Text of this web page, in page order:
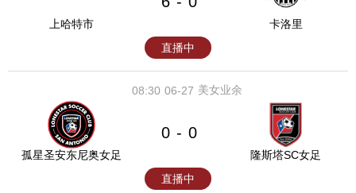
上哈特市
卡洛里
直播中
06-27
08:30 美女业余
孤星圣安东尼奥女足
0 - 0
隆斯塔SC女足
直播中